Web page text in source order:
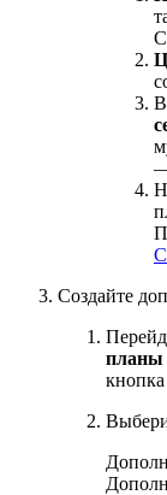
Создайте
планы
кнопка